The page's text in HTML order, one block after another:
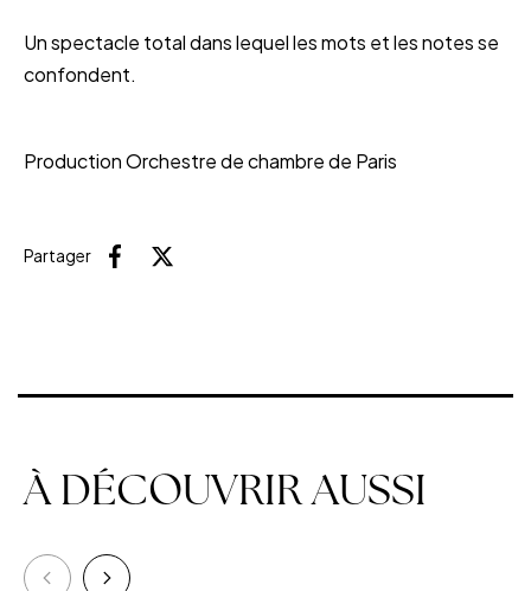
Un spectacle total dans lequel les mots et les notes se
confondent.
Production Orchestre de chambre de Paris
Partager FacebookX (Twitter)
À DÉCOUVRIR AUSSI